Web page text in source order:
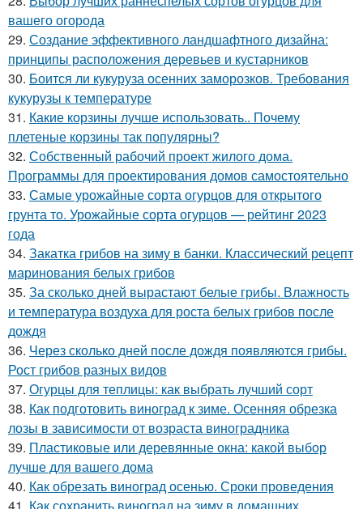
вашего огорода
29. Создание эффективного ландшафтного дизайна:
принципы расположения деревьев и кустарников
30. Боится ли кукуруза осенних заморозков. Требования
кукурузы к температуре
31. Какие корзины лучше использовать.. Почему
плетеные корзины так популярны?
32. Собственный рабочий проект жилого дома.
Программы для проектирования домов самостоятельно
33. Самые урожайные сорта огурцов для открытого
грунта то. Урожайные сорта огурцов — рейтинг 2023
года
34. Закатка грибов на зиму в банки. Классический рецепт
маринования белых грибов
35. За сколько дней вырастают белые грибы. Влажность
и температура воздуха для роста белых грибов после
дождя
36. Через сколько дней после дождя появляются грибы.
Рост грибов разных видов
37. Огурцы для теплицы: как выбрать лучший сорт
38. Как подготовить виноград к зиме. Осенняя обрезка
лозы в зависимости от возраста виноградника
39. Пластиковые или деревянные окна: какой выбор
лучше для вашего дома
40. Как обрезать виноград осенью. Сроки проведения